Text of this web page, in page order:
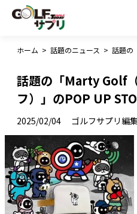
ホーム > 話題のニュース >
話題の「Marty Golf
フ）」のPOP UP
2025/02/04 ゴルフサプリ編